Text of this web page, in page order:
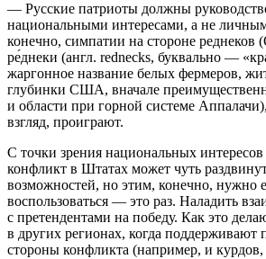
— Русские патриоты должны
национальными интересами, а не
конечно, симпатии на стороне реднеков
ре́днеки (англ. rednecks, буквально —
жаргонное название белых фермеров,
глубинки США, вначале
и области при горной системе
взгляд, проиграют.
С точки зрения национальных
конфликт в Штатах может чуть
возможностей, но этим, конечно, нужно
воспользоваться — это раз. Наладить
с претендентами на победу. Как это
в других регионах, когда
стороны конфликта (например, и